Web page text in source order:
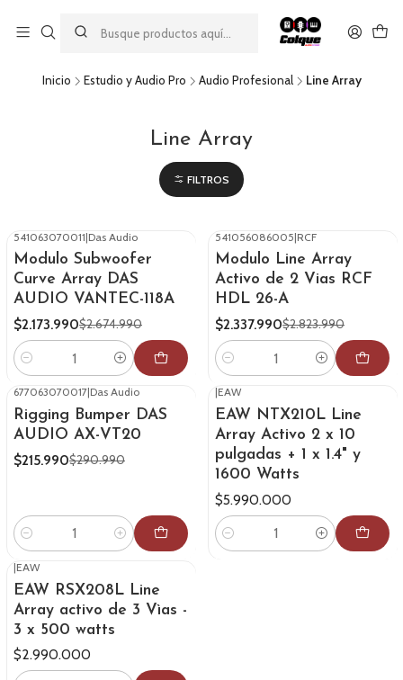
descuento por pago con transferencia bancaria
por una compra mínima de $49.990. Este descuento no es
acumulable a otras promociones ni aplicable a gastos de envío.
Inicio Estudio y Audio Pro Audio Profesional Line Array
Line Array
FILTROS
-19%OFF
541063070011|Das Audio
Modulo Subwoofer
Curve Array DAS
AUDIO VANTEC-118A
$2.173.990$2.674.990
Cantidad
-17%OFF
541056086005|RCF
Modulo Line Array
Activo de 2 Vias RCF
HDL 26-A
$2.337.990$2.823.990
Cantidad
677063070017|Das Audio
Rigging Bumper DAS
AUDIO AX-VT20
$215.990$290.990
Cantidad
|EAW
EAW NTX210L Line
Array Activo 2 x 10
pulgadas + 1 x 1.4" y
1600 Watts
$5.990.000
Cantidad
|EAW
EAW RSX208L Line
Array activo de 3 Vìas -
3 x 500 watts
$2.990.000